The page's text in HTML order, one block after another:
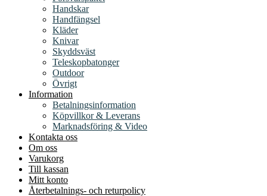
Handskar
Handfängsel
Kläder
Knivar
Skyddsväst
Teleskopbatonger
Outdoor
Övrigt
Information
Betalningsinformation
Köpvillkor & Leverans
Marknadsföring & Video
Kontakta oss
Om oss
Varukorg
Till kassan
Mitt konto
Återbetalnings- och returpolicy